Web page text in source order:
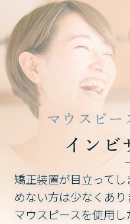
マウスピー
インビ
矯正装置が目立って
めない方は少なくあり
マウスピースを使用し